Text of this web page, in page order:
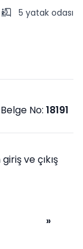
5 yatak odası
No: 18191
ve çıkış
»